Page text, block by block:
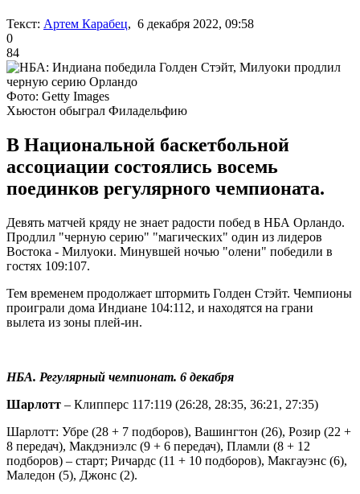
Текст: Артем Карабец, 6 декабря 2022, 09:58
0
84
Фото: Getty Images
Хьюстон обыграл Филадельфию
В Национальной баскетбольной
ассоциации состоялись восемь
поединков регулярного чемпионата.
Девять матчей кряду не знает радости побед в НБА Орландо.
Продлил "черную серию" "магических" один из лидеров
Востока - Милуоки. Минувшей ночью "олени" победили в
гостях 109:107.
Тем временем продолжает штормить Голден Стэйт. Чемпионы
проиграли дома Индиане 104:112, и находятся на грани
вылета из зоны плей-ин.
НБА. Регулярный чемпионат. 6 декабря
Шарлотт – Клипперс 117:119 (26:28, 28:35, 36:21, 27:35)
Шарлотт: Убре (28 + 7 подборов), Вашингтон (26), Розир (22 +
8 передач), Макдэниэлс (9 + 6 передач), Пламли (8 + 12
подборов) – старт; Ричардс (11 + 10 подборов), Макгауэнс (6),
Маледон (5), Джонс (2).